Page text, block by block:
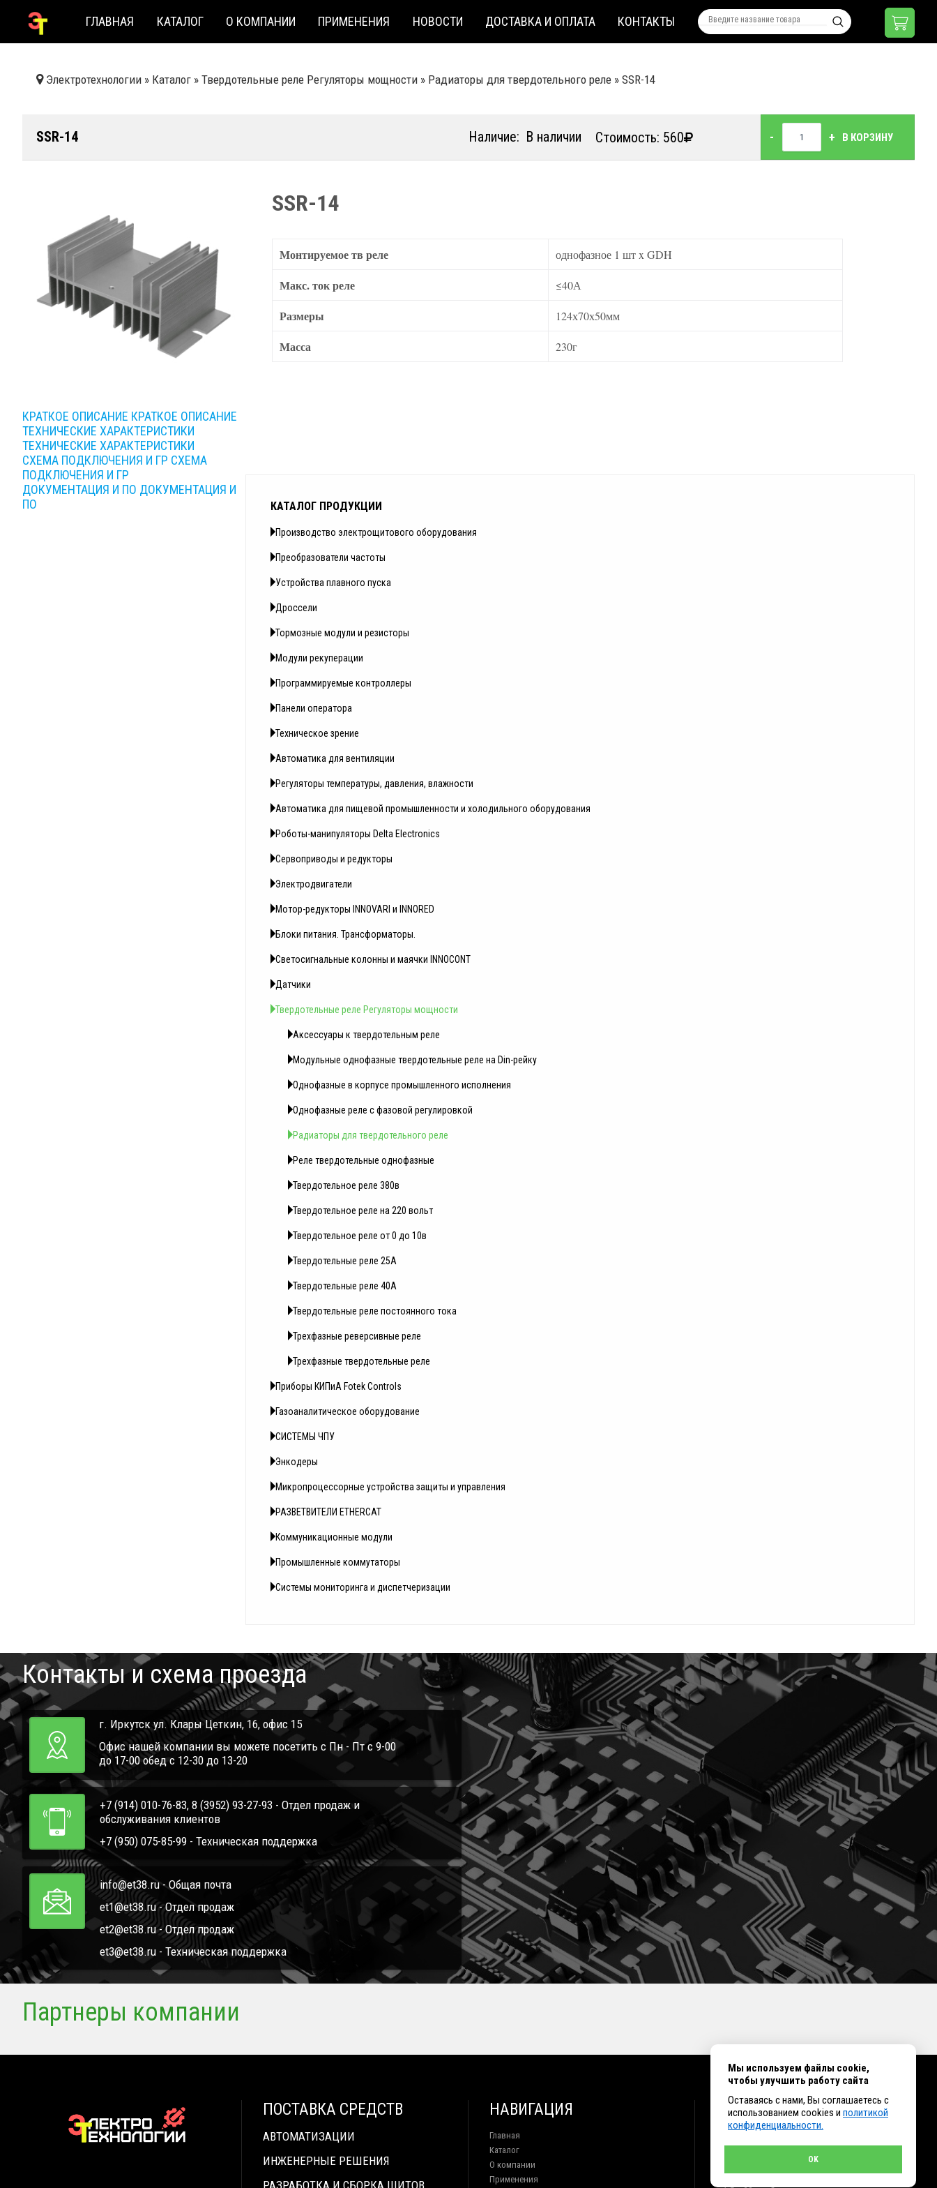
ГЛАВНАЯ КАТАЛОГ О КОМПАНИИ ПРИМЕНЕНИЯ НОВОСТИ ДОСТАВКА И ОПЛАТА КОНТАКТЫ
Электротехнологии » Каталог » Твердотельные реле Регуляторы мощности » Радиаторы для твердотельного реле » SSR-14
SSR-14 Наличие: В наличии Стоимость: 560 - + В КОРЗИНУ
КРАТКОЕ ОПИСАНИЕ КРАТКОЕ ОПИСАНИЕ
ТЕХНИЧЕСКИЕ ХАРАКТЕРИСТИКИ
ТЕХНИЧЕСКИЕ ХАРАКТЕРИСТИКИ
СХЕМА ПОДКЛЮЧЕНИЯ И ГР СХЕМА
ПОДКЛЮЧЕНИЯ И ГР
ДОКУМЕНТАЦИЯ И ПО ДОКУМЕНТАЦИЯ И
ПО
SSR-14
Монтируемое тв реле однофазное 1 шт x GDH
Макс. ток реле ≤40А
Размеры 124х70х50мм
Масса 230г
КАТАЛОГ ПРОДУКЦИИ
Производство электрощитового оборудования
Преобразователи частоты
Устройства плавного пуска
Дроссели
Тормозные модули и резисторы
Модули рекуперации
Программируемые контроллеры
Панели оператора
Техническое зрение
Автоматика для вентиляции
Регуляторы температуры, давления, влажности
Автоматика для пищевой промышленности и холодильного оборудования
Роботы-манипуляторы Delta Electronics
Сервоприводы и редукторы
Электродвигатели
Мотор-редукторы INNOVARI и INNORED
Блоки питания. Трансформаторы.
Светосигнальные колонны и маячки INNOCONT
Датчики
Твердотельные реле Регуляторы мощности
Аксессуары к твердотельным реле
Модульные однофазные твердотельные реле на Din-рейку
Однофазные в корпусе промышленного исполнения
Однофазные реле с фазовой регулировкой
Радиаторы для твердотельного реле
Реле твердотельные однофазные
Твердотельное реле 380в
Твердотельное реле на 220 вольт
Твердотельное реле от 0 до 10в
Твердотельные реле 25А
Твердотельные реле 40А
Твердотельные реле постоянного тока
Трехфазные реверсивные реле
Трехфазные твердотельные реле
Приборы КИПиА Fotek Controls
Газоаналитическое оборудование
СИСТЕМЫ ЧПУ
Энкодеры
Микропроцессорные устройства защиты и управления
РАЗВЕТВИТЕЛИ ETHERCAT
Коммуникационные модули
Промышленные коммутаторы
Системы мониторинга и диспетчеризации
Контакты и схема проезда
г. Иркутск ул. Клары Цеткин, 16, офис 15
Офис нашей компании вы можете посетить с Пн - Пт с 9-00
до 17-00 обед с 12-30 до 13-20
+7 (914) 010-76-83, 8 (3952) 93-27-93 - Отдел продаж и
обслуживания клиентов
+7 (950) 075-85-99 - Техническая поддержка
info@et38.ru - Общая почта
et1@et38.ru - Отдел продаж
et2@et38.ru - Отдел продаж
et3@et38.ru - Техническая поддержка
Партнеры компании
ПОСТАВКА СРЕДСТВ
АВТОМАТИЗАЦИИ
ИНЖЕНЕРНЫЕ РЕШЕНИЯ
РАЗРАБОТКА И СБОРКА ЩИТОВ
НАВИГАЦИЯ
Главная
Каталог
О компании
Применения
КОНТАКТЫ
+7 (914) 010-76-83, 8 (3952) 93-27-93 - Отдел
Мы используем файлы cookie,
чтобы улучшить работу сайта
Оставаясь с нами, Вы соглашаетесь с
использованием cookies и политикой
конфиденциальности.
OK